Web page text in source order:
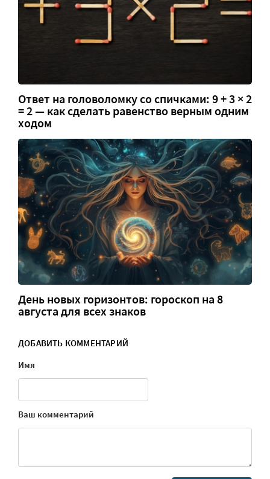
Ответ на головоломку со спичками: 9 + 3 × 2
= 2 — как сделать равенство верным одним
ходом
День новых горизонтов: гороскоп на 8
августа для всех знаков
ДОБАВИТЬ КОММЕНТАРИЙ
Имя
Ваш комментарий